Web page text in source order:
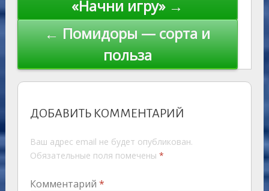
«Начни игру» →
← Помидоры — сорта и
польза
ДОБАВИТЬ КОММЕНТАРИЙ
Ваш адрес email не будет опубликован.
Обязательные поля помечены *
Комментарий *